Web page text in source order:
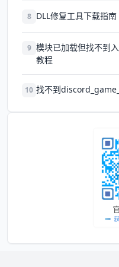
8 DLL修复工具下载指
9 模块已加载但找不到
教程
10 找不到